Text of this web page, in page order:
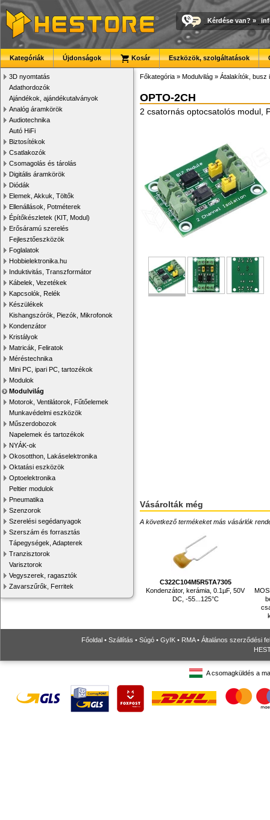
Kérdése van? »
Kategóriák Újdonságok Kosár Eszközök, szolgáltatások
3D nyomtatás
Adathordozók
Ajándékok, ajándékutalványok
Analóg áramkörök
Audiotechnika
Autó HiFi
Biztosítékok
Csatlakozók
Csomagolás és tárolás
Digitális áramkörök
Diódák
Elemek, Akkuk, Töltők
Ellenállások, Potméterek
Építőkészletek (KIT, Modul)
Erősáramú szerelés
Fejlesztőeszközök
Foglalatok
Hobbielektronika.hu
Induktivitás, Transzformátor
Kábelek, Vezetékek
Kapcsolók, Relék
Készülékek
Kishangszórók, Piezók, Mikrofonok
Kondenzátor
Kristályok
Matricák, Feliratok
Méréstechnika
Mini PC, ipari PC, tartozékok
Modulok
Modulvilág
Motorok, Ventilátorok, Fűtőelemek
Munkavédelmi eszközök
Műszerdobozok
Napelemek és tartozékok
NYÁK-ok
Okosotthon, Lakáselektronika
Oktatási eszközök
Optoelektronika
Peltier modulok
Pneumatika
Szenzorok
Szerelési segédanyagok
Szerszám és forrasztás
Tápegységek, Adapterek
Tranzisztorok
Varisztorok
Vegyszerek, ragasztók
Zavarszűrők, Ferritek
Főkategória » Modulvilág » Átalakítók, busz
OPTO-2CH
2 csatornás optocsatolós modul,
Vásárolták még
A következő termékeket más vásárlók
C322C104M5R5TA7305
Kondenzátor, kerámia, 0.1µF, 50V
DC, -55...125°C
Főoldal • Szállítás • Súgó • GyIK • RMA• Általános szerződési
A csomagküldés a